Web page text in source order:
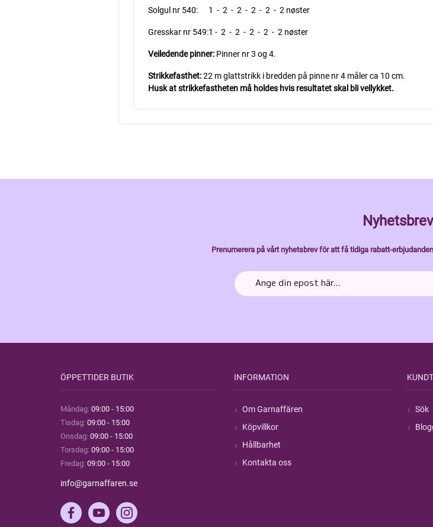
Solgul nr 540: 1 - 2 - 2 - 2 - 2 - 2 nøster
Gresskar nr 549:1 - 2 - 2 - 2 - 2 - 2 nøster
Veiledende pinner:Pinner nr 3 og 4.
Strikkefasthet:22 m glattstrikk i bredden på pinne nr 4 måler ca 10 cm.
Husk at strikkefastheten må holdes hvis resultatet skal bli vellykket.
Nyhetsbrev
Prenumerera på vårt nyhetsbrev för att få tidiga rabatt-
ÖPPETTIDER BUTIK
Måndag: 09:00 - 15:00
Tisdag: 09:00 - 15:00
Onsdag: 09:00 - 15:00
Torsdag: 09:00 - 15:00
Fredag: 09:00 - 15:00
info@garnaffaren.se
INFORMATION
Om Garnaffären
Köpvillkor
Hållbarhet
Kontakta oss
Sök